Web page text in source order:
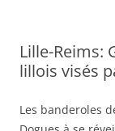
Lille-Reims:
lillois visés
Les banderoles